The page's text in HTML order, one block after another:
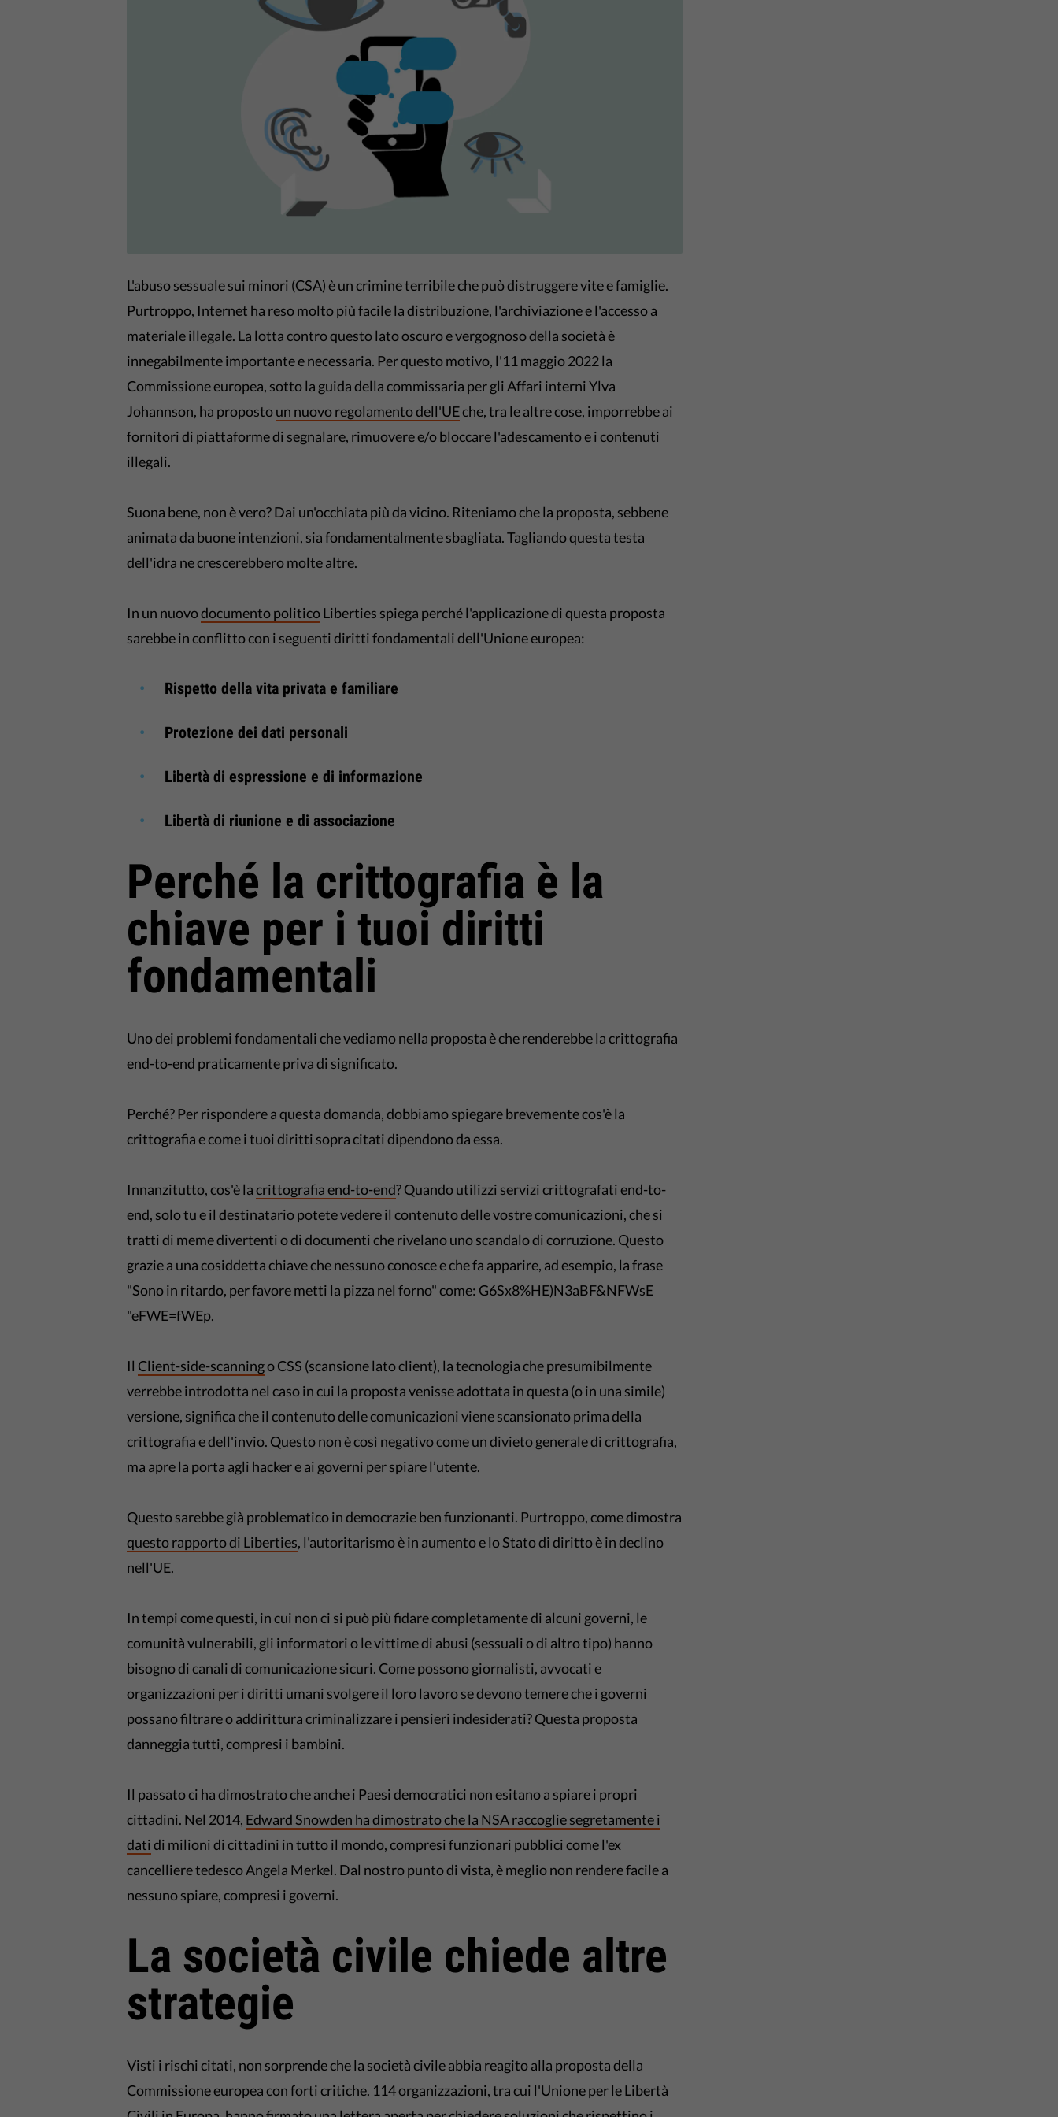
L'abuso sessuale sui minori (CSA) è un crimine terribile che può distruggere vite e famiglie.
Purtroppo, Internet ha reso molto più facile la distribuzione, l'archiviazione e l'accesso a
materiale illegale. La lotta contro questo lato oscuro e vergognoso della società è
innegabilmente importante e necessaria. Per questo motivo, l'11 maggio 2022 la
Commissione europea, sotto la guida della commissaria per gli Affari interni Ylva
Johannson, ha propostoun nuovo regolamento dell'UEche, tra le altre cose, imporrebbe ai
fornitori di piattaforme di segnalare, rimuovere e/o bloccare l'adescamento e i contenuti
illegali.
Suona bene, non è vero? Dai un'occhiata più da vicino. Riteniamo che la proposta, sebbene
animata da buone intenzioni, sia fondamentalmente sbagliata. Tagliando questa testa
dell'idra ne crescerebbero molte altre.
In un nuovodocumento politicoLiberties spiega perché l'applicazione di questa proposta
sarebbe in conflitto con i seguenti diritti fondamentali dell'Unione europea:
Rispetto della vita privata e familiare
Protezione dei dati personali
Libertà di espressione e di informazione
Libertà di riunione e di associazione
Perché la crittografia è la
chiave per i tuoi diritti
fondamentali
Uno dei problemi fondamentali che vediamo nella proposta è che renderebbe la crittografia
end-to-end praticamente priva di significato.
Perché? Per rispondere a questa domanda, dobbiamo spiegare brevemente cos'è la
crittografia e come i tuoi diritti sopra citati dipendono da essa.
Innanzitutto, cos'è lacrittografia end-to-end? Quando utilizzi servizi crittografati end-to-
end, solo tu e il destinatario potete vedere il contenuto delle vostre comunicazioni, che si
tratti di meme divertenti o di documenti che rivelano uno scandalo di corruzione. Questo
grazie a una cosiddetta chiave che nessuno conosce e che fa apparire, ad esempio, la frase
"Sono in ritardo, per favore metti la pizza nel forno" come: G6Sx8%HE)N3aBF&NFWsE
"eFWE=fWEp.
Il Client-side-scanningo CSS (scansione lato client), la tecnologia che presumibilmente
verrebbe introdotta nel caso in cui la proposta venisse adottata in questa (o in una simile)
versione, significa che il contenuto delle comunicazioni viene scansionato prima della
crittografia e dell'invio. Questo non è così negativo come un divieto generale di crittografia,
ma apre la porta agli hacker e ai governi per spiare l’utente.
Questo sarebbe già problematico in democrazie ben funzionanti. Purtroppo, come dimostra
questo rapporto di Liberties, l'autoritarismo è in aumento e lo Stato di diritto è in declino
nell'UE.
In tempi come questi, in cui non ci si può più fidare completamente di alcuni governi, le
comunità vulnerabili, gli informatori o le vittime di abusi (sessuali o di altro tipo) hanno
bisogno di canali di comunicazione sicuri. Come possono giornalisti, avvocati e
organizzazioni per i diritti umani svolgere il loro lavoro se devono temere che i governi
possano filtrare o addirittura criminalizzare i pensieri indesiderati? Questa proposta
danneggia tutti, compresi i bambini.
Il passato ci ha dimostrato che anche i Paesi democratici non esitano a spiare i propri
cittadini. Nel 2014, Edward Snowden ha dimostrato che la NSA raccoglie segretamente i
datidi milioni di cittadini in tutto il mondo, compresi funzionari pubblici come l'ex
cancelliere tedesco Angela Merkel. Dal nostro punto di vista, è meglio non rendere facile a
nessuno spiare, compresi i governi.
La società civile chiede altre
strategie
Visti i rischi citati, non sorprende che la società civile abbia reagito alla proposta della
Commissione europea con forti critiche. 114 organizzazioni, tra cui l'Unione per le Libertà